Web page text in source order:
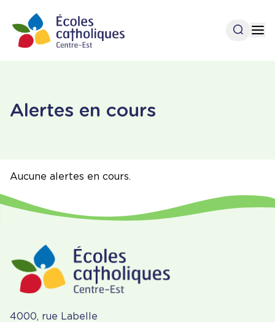
contenu
principal
Ouvrir
Alertes en cours
Aucune alertes en cours.
4000, rue Labelle